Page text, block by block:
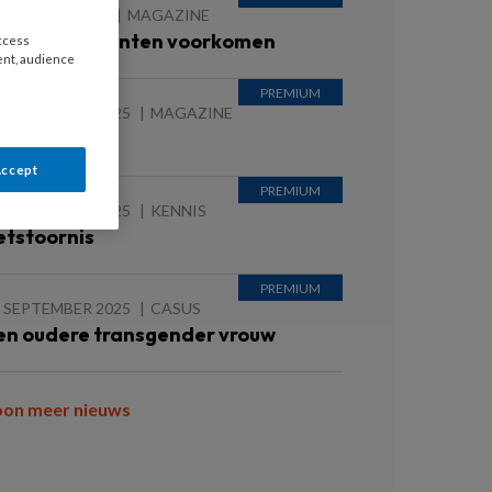
MAGAZINE
valincidenten voorkomen
SEPTEMBER 2025 MAGAZINE
SEPTEMBER 2025 KENNIS
SEPTEMBER 2025 CASUS
oudere transgender vrouw
meer nieuws
audience